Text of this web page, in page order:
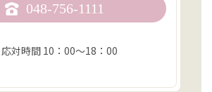
048-756-1111
対時間 10：00〜18：00